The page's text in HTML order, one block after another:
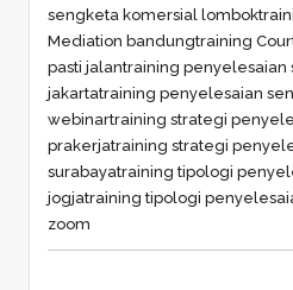
sengketa komersial lombok
Mediation bandungtraining
pasti jalantraining penyelesaian
jakartatraining penyelesaian
webinartraining strategi
prakerjatraining strategi
surabayatraining tipologi
jogjatraining tipologi
zoom